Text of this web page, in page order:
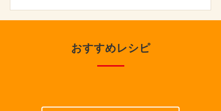
おすすめレシピ